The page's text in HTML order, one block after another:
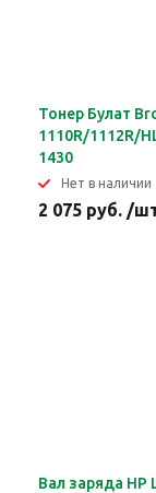
Тонер Булат
1110R/1112R/
1430
Нет в наличии
2 075 руб. /
Вал заряда HP